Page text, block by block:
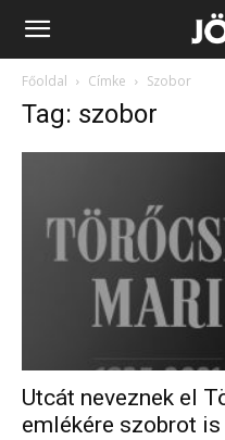
Jövő
Főoldal Címke Szobor
Tag: szobor
Utcát neveznek el
emlékére szobrot